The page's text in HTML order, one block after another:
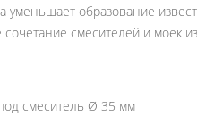
образование
смесителей и моек
смеситель Ø 35 мм